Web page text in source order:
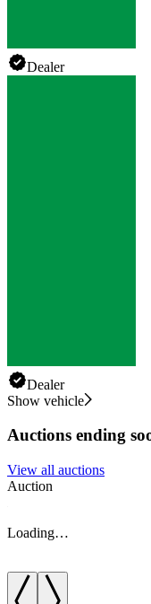
Dealer
Dealer
Show vehicle
Auctions ending
View all auctions
Auction
Loading…